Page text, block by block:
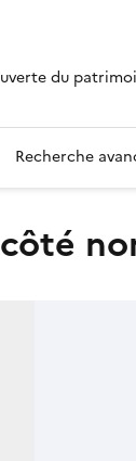
du
Recherche